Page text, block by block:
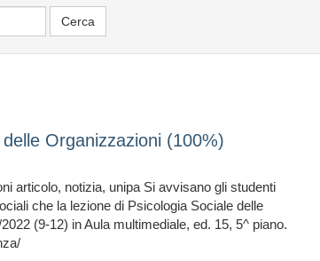
Organizzazioni (100%)
articolo, notizia, unipa Si avvisano gli studenti
che la lezione di Psicologia Sociale delle
(9-12) in Aula multimediale, ed. 15, 5^ piano.